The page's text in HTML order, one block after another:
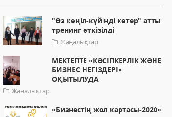
"Өз көңіл-күйіңді көтер" атты
тренинг өткізілді
Жаңалықтар
МЕКТЕПТЕ «КӘСІПКЕРЛІК ЖӘНЕ
БИЗНЕС НЕГІЗДЕРІ»
ОҚЫТЫЛУДА
Жаңалықтар
«Бизнестің жол картасы-2020»